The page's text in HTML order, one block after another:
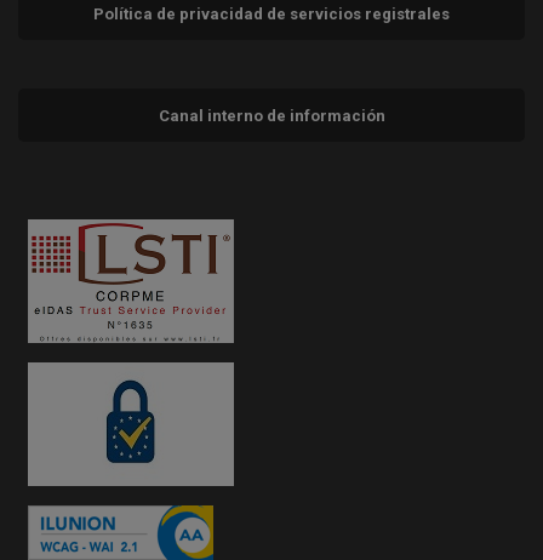
Política de privacidad de servicios registrales
Canal interno de información